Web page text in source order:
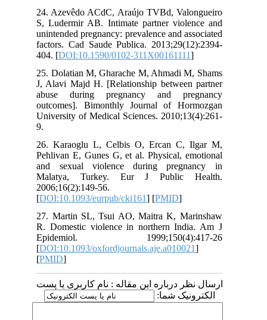
24. Azevêdo ACdC, Araújo TVBd, Valongueiro
S, Ludermir AB. Intimate partner violence and
unintended pregnancy: prevalence and associated
factors. Cad Saude Publica. 2013;29(12):2394-
404. [DOI:10.1590/0102-311X00161111
25. Dolatian M, Gharache M, Ahmadi M, Shams
J, Alavi Majd H. [Relationship between partner
abuse during pregnancy and pregnancy
outcomes]. Bimonthly Journal of Hormozgan
University of Medical Sciences. 2010;13(4):261-
26. Karaoglu L, Celbis O, Ercan C, Ilgar M,
Pehlivan E, Gunes G, et al. Physical, emotional
and sexual violence during pregnancy in
Malatya, Turkey. Eur J Public Health.
2006;16(2):149-56.
[DOI:10.1093/eurpub/cki161] [PMID
27. Martin SL, Tsui AO, Maitra K, Marinshaw
R. Domestic violence in northern India. Am J
Epidemiol. 1999;150(4):417-26
[DOI:10.1093/oxfordjournals.aje.a010021
[PMID
ارسال نظر درباره این مقاله : نام کاربری یا پست
الکترونیک شما: